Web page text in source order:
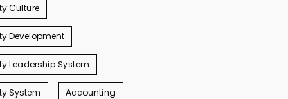
Culture
Development
Leadership System
System Accounting